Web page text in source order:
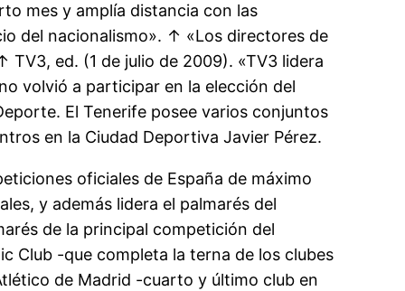
mes y amplía distancia con las
del nacionalismo». ↑ «Los directores de
TV3, ed. (1 de julio de 2009). «TV3 lidera
volvió a participar en la elección del
El Tenerife posee varios conjuntos
en la Ciudad Deportiva Javier Pérez.
oficiales de España de máximo
y además lidera el palmarés del
de la principal competición del
Club -que completa la terna de los clubes
de Madrid -cuarto y último club en